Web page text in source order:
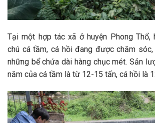
Tại một hợp tác xã ở huyện Phong Thổ,
chú cá tầm, cá hồi đang được chăm
những bể chứa dài hàng chục mét. Sản
năm của cá tầm là từ 12-15 tấn, cá hồi là